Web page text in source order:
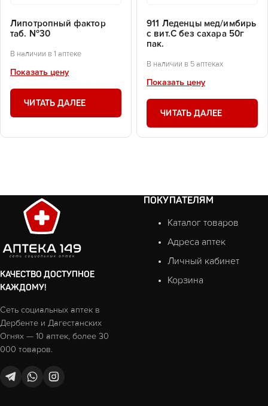
Липотропный фактор
таб. №30
В наличии в 1 аптеке
Показать цену
ЧИТАТЬ ДАЛЕЕ
911 Леденцы мед/имбирь
с вит.С без сахара 50г
пак.
В наличии в 5 аптеках
Показать цену
ЧИТАТЬ ДАЛЕЕ
КАЧЕСТВО ДОСТУПНОЕ
КАЖДОМУ!
Сеть социальных аптек в
Дербенте и Дагестанских
Огнях — 10 аптек, более 30
000 товаров.
ПОКУПАТЕЛЯМ
Каталог товаров
Адреса аптек
Личный кабинет
Корзина